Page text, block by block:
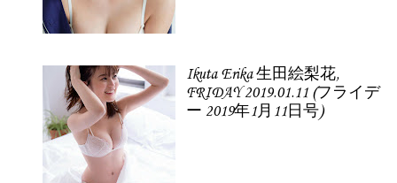
Ikuta Erika 生田絵梨花,
FRIDAY 2019.01.11 (フライデ
ー 2019年1月11日号)